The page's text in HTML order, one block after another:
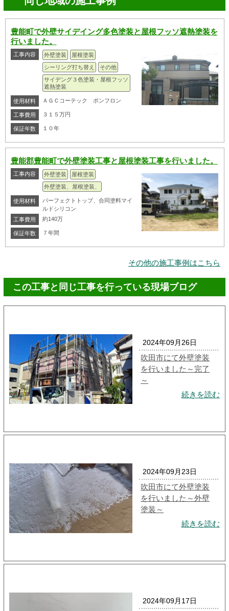
豊能町で外壁サイデイング多色塗装と屋根フッソ遮熱塗装を
行いました。
工事内容 外壁塗装
屋根塗装
シーリング打ち替え
その他
サイデング３色塗装・屋根フッソ
遮熱塗装
使用材料 ＡＧＣコーテック ボンフロン
工事費用 ３１５万円
保証年数 １０年
豊能郡豊能町で外壁塗装工事と屋根塗装工事を行いました。
工事内容 外壁塗装
屋根塗装
外壁塗装、屋根塗装、
使用材料
パーフェクトトップ、合同塗料マイ
ルドシリコン
工事費用
約140万
保証年数 ７年間
その他の施工事例はこちら
この工事と同じ工事を行っている現場ブログ
2024年09月26日
吹田市にて外壁塗装
を行いました～完了
～
続きを読む
2024年09月23日
吹田市にて外壁塗装
を行いました～外壁
塗装～
続きを読む
2024年09月17日